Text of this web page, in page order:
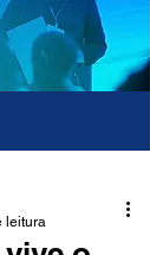
leitura